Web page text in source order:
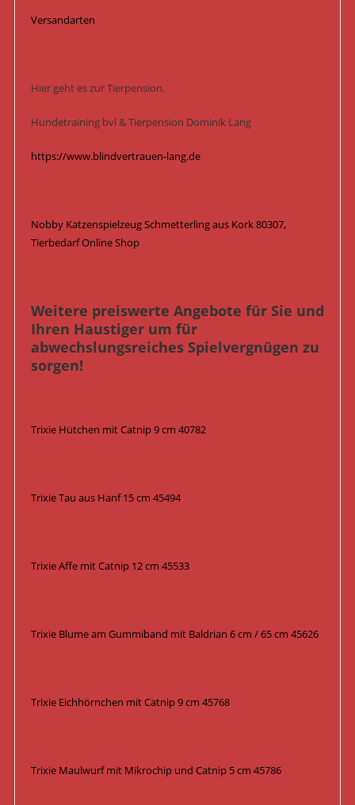
Versandarten
Hier geht es zur Tierpension.
Hundetraining bvl & Tierpension Dominik Lang
https://www.blindvertrauen-lang.de
Nobby Katzenspielzeug Schmetterling aus Kork 80307,
Tierbedarf Online Shop
Weitere preiswerte Angebote für Sie und
Ihren Haustiger um für
abwechslungsreiches Spielvergnügen zu
sorgen!
Trixie Hütchen mit Catnip 9 cm 40782
Trixie Tau aus Hanf 15 cm 45494
Trixie Affe mit Catnip 12 cm 45533
Trixie Blume am Gummiband mit Baldrian 6 cm / 65 cm 45626
Trixie Eichhörnchen mit Catnip 9 cm 45768
Trixie Maulwurf mit Mikrochip und Catnip 5 cm 45786